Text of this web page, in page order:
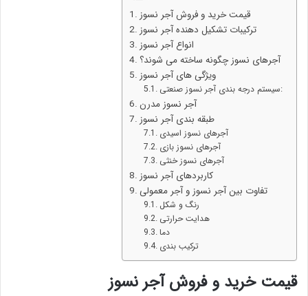
قیمت خرید و فروش آجر نسوز
ترکیبات تشکیل دهنده آجر نسوز
انواع آجر نسوز
آجرهای نسوز چگونه ساخته می شوند؟
ویژگی های آجر نسوز
سیستم درجه بندی آجر نسوز صنعتی:
آجر نسوز مدرن
طبقه بندی آجر نسوز
آجرهای نسوز اسیدی
آجرهای نسوز بازی
آجرهای نسوز خنثی
کاربردهای آجر نسوز
تفاوت بین آجر نسوز و آجر معمولی
رنگ و شکل
هدایت حرارتی
دما
ترکیب بندی
قیمت خرید و فروش آجر نسوز